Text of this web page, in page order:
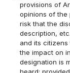
provisions of
opinions of the
risk that the
description,
and its
the impact on
designation is